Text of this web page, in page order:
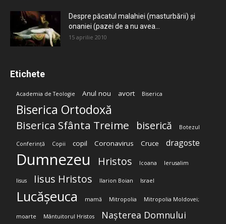
Despre păcatul malahiei (masturbării) şi
onaniei (pazei de a nu avea...
15 aprilie 2010
Etichete
Academia de Teologie Anul nou avort Biserica
Biserica Ortodoxă
Biserica Sfânta Treime biserică Botezul
Conferință Copii copil Coronavirus Cruce dragoste
Dumnezeu Hristos Icoana Ierusalim
Iisus Iisus Hristos Ilarion Boian Israel
Lucășeuca mamă Mitropolia Mitropolia Moldovei;
moarte Mântuitorul Hristos Nașterea Domnului